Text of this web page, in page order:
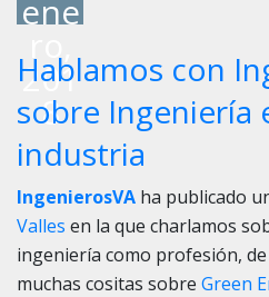
ene
201
8
Hablamos con
sobre Ingeniería
industria
IngenierosVA ha publicado
Valles en la que charlamos
ingeniería como profesión,
muchas cositas sobre Green